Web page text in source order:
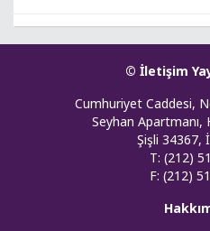
© İletişim
Cumhuriyet Caddesi,
Seyhan Apartmanı,
Şişli 34367,
T: (212)
F: (212)